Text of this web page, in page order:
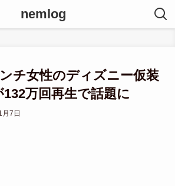
nemlog
チ女性のディズニー仮装
132万回再生で話題に
7日